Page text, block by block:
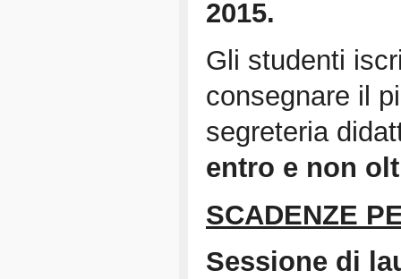
2015.
Gli studenti
consegnare il
segreteria
entro e non
SCADENZE
Sessione di